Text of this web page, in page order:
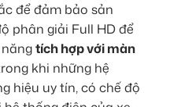
để đảm bảo sản
phân giải Full HD để
tích hợp với màn
khi những hệ
hiệu uy tín, có chế độ